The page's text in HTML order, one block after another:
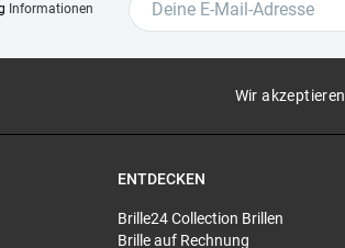
Informationen
Wir akzeptieren
ENTDECKEN
Brille24 Collection Brillen
Brille auf Rechnung